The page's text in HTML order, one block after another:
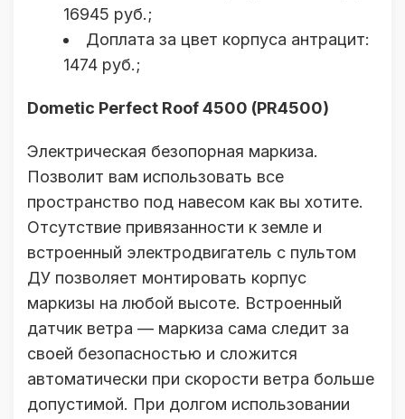
16945 руб.;
Доплата за цвет корпуса антрацит:
1474 руб.;
Dometic Perfect Roof 4500 (PR4500)
Электрическая безопорная маркиза.
Позволит вам использовать все
пространство под навесом как вы хотите.
Отсутствие привязанности к земле и
встроенный электродвигатель с пультом
ДУ позволяет монтировать корпус
маркизы на любой высоте. Встроенный
датчик ветра — маркиза сама следит за
своей безопасностью и сложится
автоматически при скорости ветра больше
допустимой. При долгом использовании